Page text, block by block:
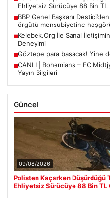
Ehliyetsiz Sürücüye 88 Bin TL
■BBP Genel Başkanı
örgütü mensubiyetine
■Kelebek.Org İle Sanal
Deneyimi
■Göztepe para basacak! Yine
■CANLI | Bohemians – FC
Yayın Bilgileri
Güncel
09/08/2026
Polisten Kaçarken Düşürdüğü
Ehliyetsiz Sürücüye 88 Bin TL